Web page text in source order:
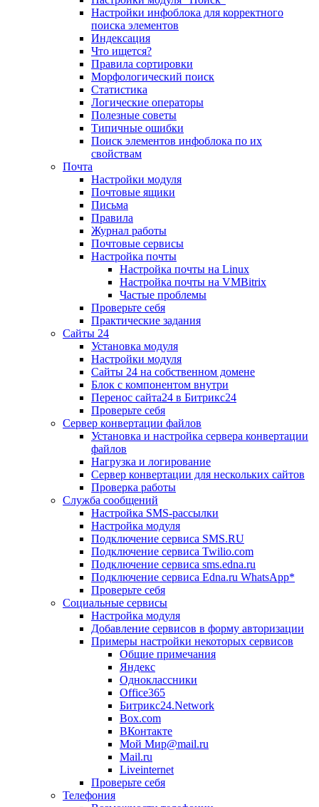
Настройки инфоблока для корректного
поиска элементов
Индексация
Что ищется?
Правила сортировки
Морфологический поиск
Статистика
Логические операторы
Полезные советы
Типичные ошибки
Поиск элементов инфоблока по их
свойствам
Почта
Настройки модуля
Почтовые ящики
Письма
Правила
Журнал работы
Почтовые сервисы
Настройка почты
Настройка почты на Linux
Настройка почты на VMBitrix
Частые проблемы
Проверьте себя
Практические задания
Сайты 24
Установка модуля
Настройки модуля
Сайты 24 на собственном домене
Блок с компонентом внутри
Перенос сайта24 в Битрикс24
Проверьте себя
Сервер конвертации файлов
Установка и настройка сервера конвертации
файлов
Нагрузка и логирование
Сервер конвертации для нескольких сайтов
Проверка работы
Служба сообщений
Настройка SMS-рассылки
Настройка модуля
Подключение сервиса SMS.RU
Подключение сервиса Twilio.com
Подключение сервиса sms.edna.ru
Подключение сервиса Edna.ru WhatsApp*
Проверьте себя
Социальные сервисы
Настройка модуля
Добавление сервисов в форму авторизации
Примеры настройки некоторых сервисов
Общие примечания
Яндекс
Одноклассники
Office365
Битрикс24.Network
Box.com
ВКонтакте
Мой Мир@mail.ru
Mail.ru
Liveinternet
Проверьте себя
Телефония